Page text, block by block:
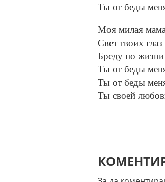
Ты от беды
Моя милая
Свет твоих
Бреду по жизни
Ты от беды
Ты от беды
Ты своей